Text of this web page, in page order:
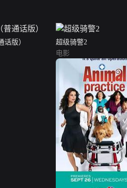
话版）
超级骑警2
电影